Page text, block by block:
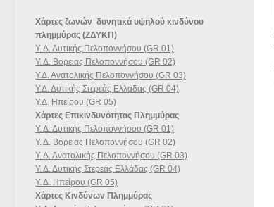
Χάρτες ζωνών δυνητικά υψηλού κινδύνου
πλημμύρας (ΖΔΥΚΠ)
Υ. Δ. Δυτικής Πελοποννήσου (GR 01)
Υ. Δ. Βόρειας Πελοποννήσου (GR 02)
Υ.Δ. Ανατολικής Πελοποννήσου (GR 03)
Υ.Δ. Δυτικής Στερεάς Ελλάδας (GR 04)
Υ.Δ. Ηπείρου (GR 05)
Χάρτες Επικινδυνότητας Πλημμύρας
Υ. Δ. Δυτικής Πελοποννήσου (GR 01)
Υ. Δ. Βόρειας Πελοποννήσου (GR 02)
Υ. Δ. Ανατολικής Πελοποννήσου (GR 03)
Υ. Δ. Δυτικής Στερεάς Ελλάδας (GR 04)
Υ. Δ. Ηπείρου (GR 05)
Χάρτες Κινδύνων Πλημμύρας